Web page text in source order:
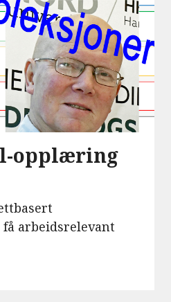
opplæring
arbeidsrelevant